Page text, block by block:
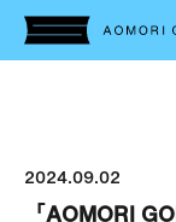
2024.09.02
「AOMORI